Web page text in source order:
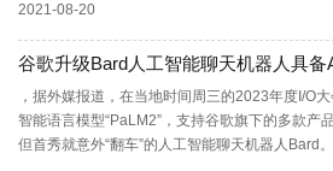
2021-08-20
谷歌升级Bard人工智能聊天机器人具备
，据外媒报道，在当地时间周三的2023年度I/O
智能语言模型“PaLM2”，支持谷歌旗下的多款产
但首秀就意外“翻车”的人工智能聊天机器人Bard